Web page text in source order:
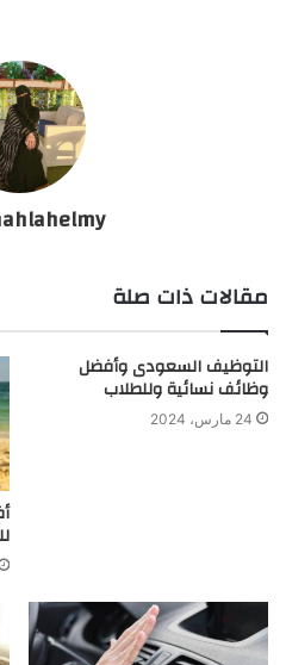
مقالات ذات صلة
التوظيف السعودى وأفضل
وظائف نسائية وللطلاب
24 مارس، 2024